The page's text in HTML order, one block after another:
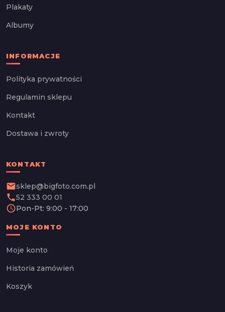
Plakaty
Albumy
INFORMACJE
Polityka prywatności
Regulamin sklepu
Kontakt
Dostawa i zwroty
KONTAKT
emailsklep@bigfoto.com.pl
phone52 333 00 01
schedulePon-Pt: 9:00 - 17:00
MOJE KONTO
Moje konto
Historia zamówień
Koszyk